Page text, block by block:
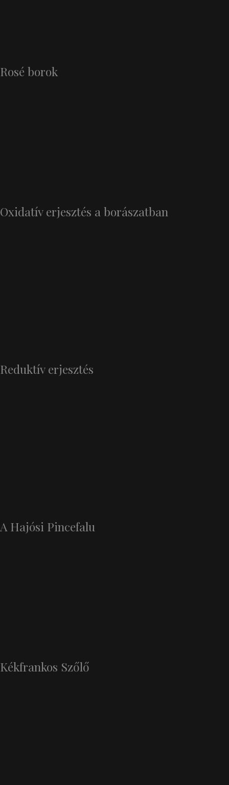
Rosé borok
Oxidatív erjesztés a borászatban
Reduktív erjesztés
A Hajósi Pincefalu
Kékfrankos Szőlő